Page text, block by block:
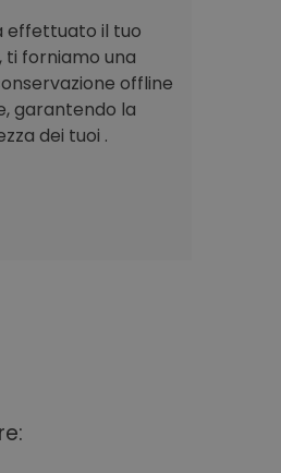
effettuato il tuo
ti forniamo una
offline
garantendo la
dei tuoi .